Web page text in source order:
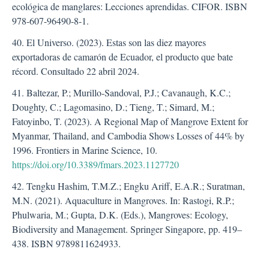
ecológica de manglares: Lecciones aprendidas. CIFOR. ISBN
978-607-96490-8-1.
40. El Universo. (2023). Estas son las diez mayores
exportadoras de camarón de Ecuador, el producto que bate
récord. Consultado 22 abril 2024.
41. Baltezar, P.; Murillo-Sandoval, P.J.; Cavanaugh, K.C.;
Doughty, C.; Lagomasino, D.; Tieng, T.; Simard, M.;
Fatoyinbo, T. (2023). A Regional Map of Mangrove Extent for
Myanmar, Thailand, and Cambodia Shows Losses of 44% by
1996. Frontiers in Marine Science, 10.
https://doi.org/10.3389/fmars.2023.1127720
42. Tengku Hashim, T.M.Z.; Engku Ariff, E.A.R.; Suratman,
M.N. (2021). Aquaculture in Mangroves. In: Rastogi, R.P.;
Phulwaria, M.; Gupta, D.K. (Eds.), Mangroves: Ecology,
Biodiversity and Management. Springer Singapore, pp. 419–
438. ISBN 9789811624933.